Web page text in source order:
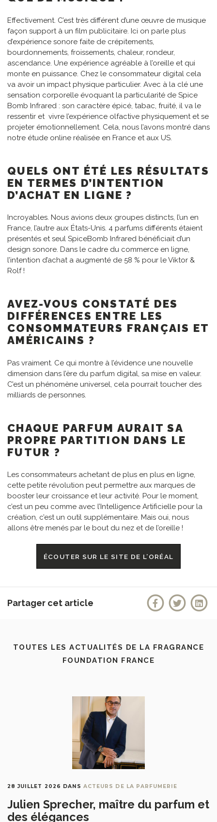
Effectivement. C’est très différent d’une œuvre de musique
façon support à un film publicitaire. Ici on parle plus
d’expérience sonore faite de crépitements,
bourdonnements, froissements, chaleur, rondeur,
ascendance. Une expérience agréable à l’oreille et qui
monte en puissance. Chez le consommateur digital cela
va avoir un impact physique particulier. Avec à la clé une
sensation corporelle évoquant la particularité de Spice
Bomb Infrared : son caractère épicé, tabac, fruité, il va le
ressentir et vivre l’expérience olfactive physiquement et se
projeter émotionnellement. Cela, nous l’avons montré dans
notre étude online réalisée en France et aux US.
QUELS ONT ÉTÉ LES RÉSULTATS
EN TERMES D’INTENTION
D’ACHAT EN LIGNE ?
Incroyables. Nous avions deux groupes distincts, l’un en
France, l’autre aux États-Unis. 4 parfums différents étaient
présentés et seul SpiceBomb Infrared bénéficiait d’un
design sonore. Dans le cadre du commerce en ligne,
l’intention d’achat a augmenté de 58 % pour le Viktor &
Rolf !
AVEZ-VOUS CONSTATÉ DES
DIFFÉRENCES ENTRE LES
CONSOMMATEURS FRANÇAIS ET
AMÉRICAINS ?
Pas vraiment. Ce qui montre à l’évidence une nouvelle
dimension dans l’ère du parfum digital, sa mise en valeur.
C’est un phénomène universel, cela pourrait toucher des
milliards de personnes.
CHAQUE PARFUM AURAIT SA
PROPRE PARTITION DANS LE
FUTUR ?
Les consommateurs achetant de plus en plus en ligne,
cette petite révolution peut permettre aux marques de
booster leur croissance et leur activité. Pour le moment,
c’est un peu comme avec l’Intelligence Artificielle pour la
création, c’est un outil supplémentaire. Mais oui, nous
allons être menés par le bout du nez et de l’oreille !
ÉCOUTER SUR LE SITE DE L’ORÉAL
Partager cet article
TOUTES LES ACTUALITÉS DE LA FRAGRANCE
FOUNDATION FRANCE
28 JUILLET 2026 DANSACTEURS DE LA PARFUMERIE
Julien Sprecher, maître du parfum et
des élégances